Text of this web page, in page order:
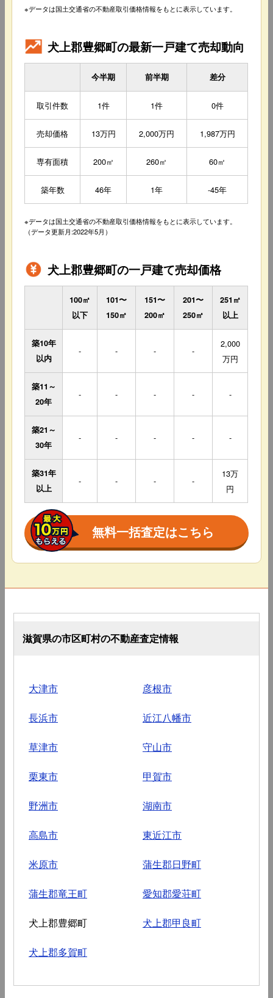
※データは国土交通省の不動産取引価格情報をもとに表示しています。
犬上郡豊郷町の最新一戸建て売却動向
今半期 前半期 差分
取引件数 1件 1件 0件
売却価格 13万円 2,000万円 1,987万円
専有面積 200㎡ 260㎡ 60㎡
築年数 46年 1年 -45年
※データは国土交通省の不動産取引価格情報をもとに表示しています。
（データ更新月:2022年5月）
犬上郡豊郷町の一戸建て売却価格
100㎡
以下
101〜
150㎡
151〜
200㎡
201〜
250㎡
251㎡
以上
築10年
以内
- - - -
2,000
万円
築11～
20年
- - - - -
築21～
30年
- - - - -
築31年
以上
- - - -
13万
円
無料一括査定はこちら
滋賀県の市区町村の不動産査定情報
大津市 彦根市
長浜市 近江八幡市
草津市 守山市
栗東市 甲賀市
野洲市 湖南市
高島市 東近江市
米原市 蒲生郡日野町
蒲生郡竜王町 愛知郡愛荘町
犬上郡豊郷町 犬上郡甲良町
犬上郡多賀町